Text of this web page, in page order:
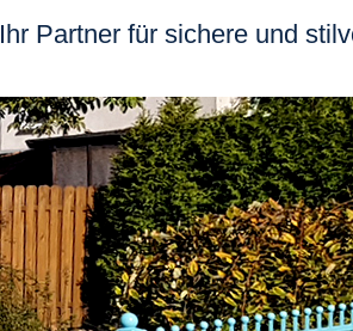
Ihr Partner für sichere und